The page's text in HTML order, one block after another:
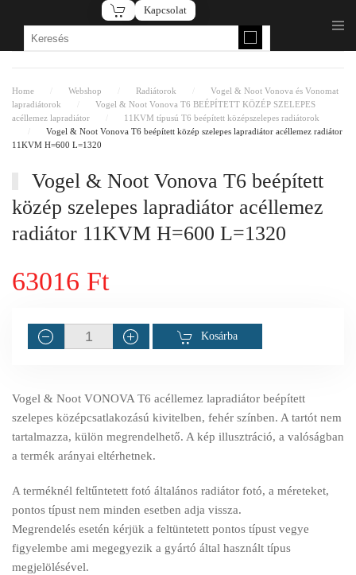
Fő tartalom átugrása
Kapcsolat
Home Webshop Radiátorok
Vogel & Noot Vonova és Vonomat
lapradiátorok
Vogel & Noot Vonova T6 BEÉPÍTETT KÖZÉP SZELEPES
acéllemez lapradiátor
11KVM típusú T6 beépített középszelepes radiátorok
Vogel & Noot Vonova T6 beépített közép szelepes lapradiátor acéllemez radiátor
11KVM H=600 L=1320
Vogel & Noot Vonova T6 beépített
közép szelepes lapradiátor acéllemez
radiátor 11KVM H=600 L=1320
63016 Ft
Kosárba
Vogel & Noot VONOVA T6 acéllemez lapradiátor beépített
szelepes középcsatlakozású kivitelben, fehér színben. A tartót nem
tartalmazza, külön megrendelhető. A kép illusztráció, a valóságban
a termék arányai eltérhetnek.
A terméknél feltűntetett fotó általános radiátor fotó, a méreteket,
pontos típust nem minden esetben adja vissza.
Megrendelés esetén kérjük a feltüntetett pontos típust vegye
figyelembe ami megegyezik a gyártó által használt típus
megjelölésével.